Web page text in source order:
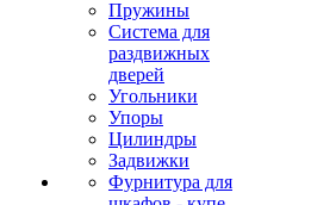
Пружины
Система для
раздвижных
дверей
Угольники
Упоры
Цилиндры
Задвижки
Фурнитура для